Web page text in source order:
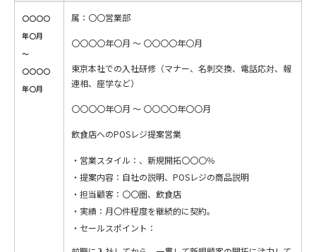
〇〇〇〇
年〇月
〜
〇〇〇〇
年〇月
属：〇〇営業部
〇〇〇〇年〇月 ～ 〇〇〇〇年〇月
東京本社での入社研修（マナー、名刺交換、電話応対、報
連相、座学など）
〇〇〇〇年〇月 ～ 〇〇〇〇年〇〇月
飲食店へのPOSレジ提案営業
営業スタイル：、新規開拓〇〇〇％
提案内容：自社の説明、POSレジの商品説明
担当顧客：〇〇圏、飲食店
実績：月〇件程度を継続的に契約。
セールスポイント：